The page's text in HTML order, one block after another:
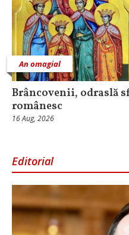
An omagial
Brâncovenii, odraslă
românesc
16 Aug, 2026
Editorial